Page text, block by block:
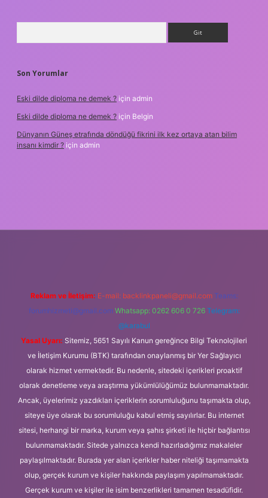
Son Yorumlar
Eski dilde diploma ne demek ? için admin
Eski dilde diploma ne demek ? için Belgin
Dünyanın Güneş etrafında döndüğü fikrini ilk kez ortaya atan bilim
insanı kimdir ? için admin
Reklam ve İletişim: E-mail: backlinkpaneli@gmail.com Teams:
forumhizmeti@gmail.com Whatsapp: 0262 606 0 726 Telegram:
@karabul
Yasal Uyarı: Sitemiz, 5651 Sayılı Kanun gereğince Bilgi Teknolojileri
ve İletişim Kurumu (BTK) tarafından onaylanmış bir Yer Sağlayıcı
olarak hizmet vermektedir. Bu nedenle, sitedeki içerikleri proaktif
olarak denetleme veya araştırma yükümlülüğümüz bulunmamaktadır.
Ancak, üyelerimiz yazdıkları içeriklerin sorumluluğunu taşımakta olup,
siteye üye olarak bu sorumluluğu kabul etmiş sayılırlar. Bu internet
sitesi, herhangi bir marka, kurum veya şahıs şirketi ile hiçbir bağlantısı
bulunmamaktadır. Sitede yalnızca kendi hazırladığımız makaleler
paylaşılmaktadır. Burada yer alan içerikler haber niteliği taşımamakta
olup, gerçek kurum ve kişiler hakkında paylaşım yapılmamaktadır.
Gerçek kurum ve kişiler ile isim benzerlikleri tamamen tesadüfidir.